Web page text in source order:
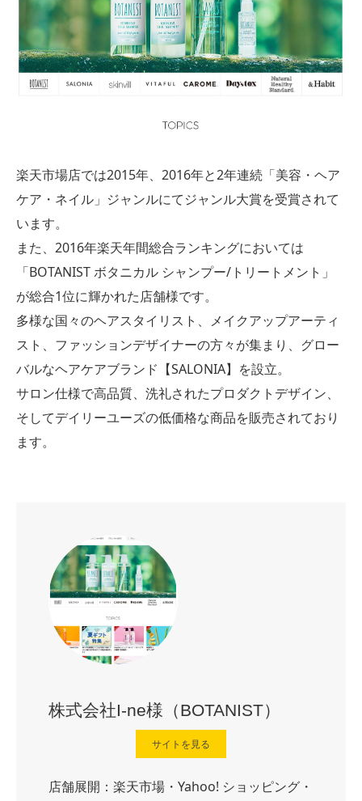
楽天市場店では2015年、2016年と2年連続「美容・ヘア
ケア・ネイル」ジャンルにてジャンル大賞を受賞されて
います。
また、2016年楽天年間総合ランキングにおいては
「BOTANIST ボタニカル シャンプー/トリートメント」
が総合1位に輝かれた店舗様です。
多様な国々のヘアスタイリスト、メイクアップアーティ
スト、ファッションデザイナーの方々が集まり、グロー
バルなヘアケアブランド【SALONIA】を設立。
サロン仕様で高品質、洗礼されたプロダクトデザイン、
そしてデイリーユーズの低価格な商品を販売されており
ます。
株式会社I-ne様（BOTANIST）
サイトを見る
店舗展開：楽天市場・Yahoo! ショッピング・